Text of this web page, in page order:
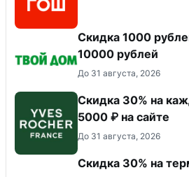
Скидка 1000
10000 рублей
До 31 августа, 2026
Скидка 30% на
5000 ₽ на сайте
До 31 августа, 2026
Скидка 30% на